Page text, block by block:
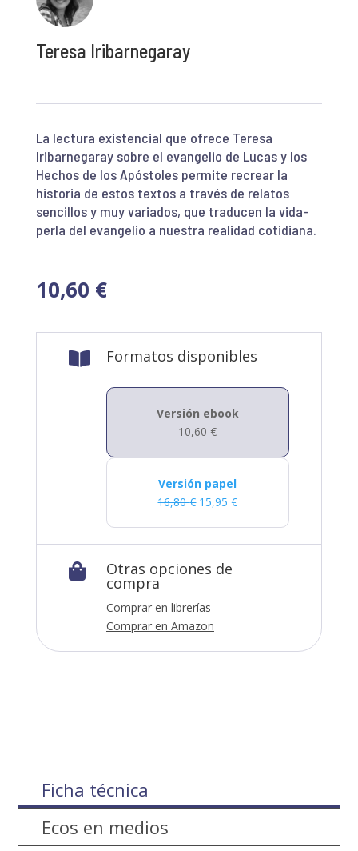
Teresa Iribarnegaray
La lectura existencial que ofrece Teresa
Iribarnegaray sobre el evangelio de Lucas y los
Hechos de los Apóstoles permite recrear la
historia de estos textos a través de relatos
sencillos y muy variados, que traducen la vida-
perla del evangelio a nuestra realidad cotidiana.
10,60 €
 Formatos disponibles
Versión ebook
10,60€
Versión papel
16,80€ 15,95€
 Otras opciones de
compra
Comprar en librerías
Comprar en Amazon
Ficha técnica
Ecos en medios